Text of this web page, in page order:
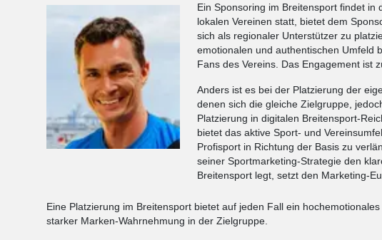
Ein Sponsoring im Breitensport findet in
lokalen Vereinen statt, bietet dem
sich als regionaler Unterstützer zu
emotionalen und authentischen Umfeld
Fans des Vereins. Das Engagement ist
Anders ist es bei der Platzierung der
denen sich die gleiche Zielgruppe,
Platzierung in digitalen Breitensport-
bietet das aktive Sport- und
Profisport in Richtung der Basis zu
seiner Sportmarketing-Strategie den
Breitensport legt, setzt den Marketing-
Eine Platzierung im Breitensport bietet auf jeden Fall ein
starker Marken-Wahrnehmung in der Zielgruppe.